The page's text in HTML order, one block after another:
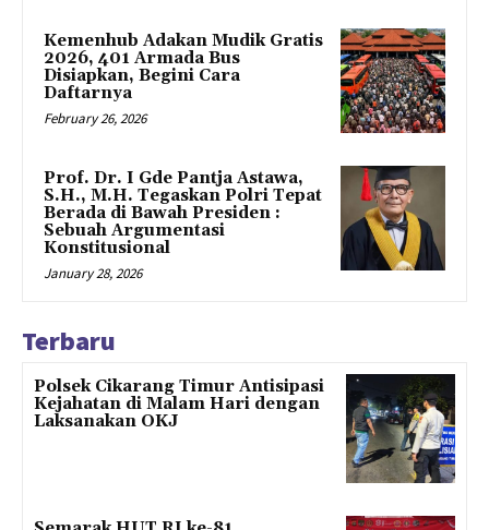
Kemenhub Adakan Mudik Gratis
2026, 401 Armada Bus
Disiapkan, Begini Cara
Daftarnya
February 26, 2026
Prof. Dr. I Gde Pantja Astawa,
S.H., M.H. Tegaskan Polri Tepat
Berada di Bawah Presiden :
Sebuah Argumentasi
Konstitusional
January 28, 2026
Terbaru
Polsek Cikarang Timur Antisipasi
Kejahatan di Malam Hari dengan
Laksanakan OKJ